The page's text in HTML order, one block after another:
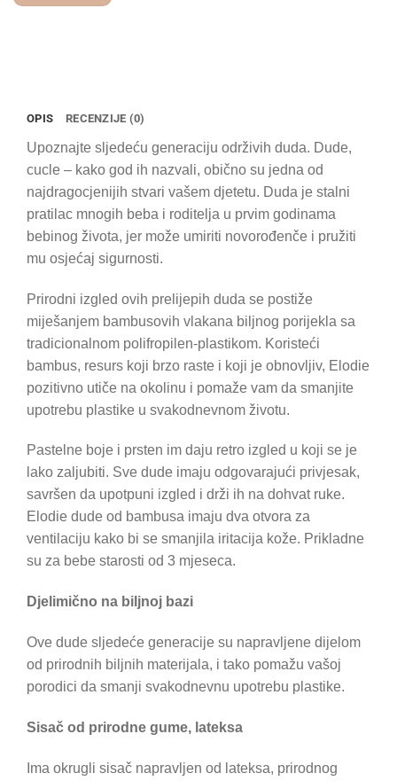
OPIS RECENZIJE (0)
Upoznajte sljedeću generaciju održivih duda. Dude,
cucle – kako god ih nazvali, obično su jedna od
najdragocjenijih stvari vašem djetetu. Duda je stalni
pratilac mnogih beba i roditelja u prvim godinama
bebinog života, jer može umiriti novorođenče i pružiti
mu osjećaj sigurnosti.
Prirodni izgled ovih prelijepih duda se postiže
miješanjem bambusovih vlakana biljnog porijekla sa
tradicionalnom polifropilen-plastikom. Koristeći
bambus, resurs koji brzo raste i koji je obnovljiv, Elodie
pozitivno utiče na okolinu i pomaže vam da smanjite
upotrebu plastike u svakodnevnom životu.
Pastelne boje i prsten im daju retro izgled u koji se je
lako zaljubiti. Sve dude imaju odgovarajući privjesak,
savršen da upotpuni izgled i drži ih na dohvat ruke.
Elodie dude od bambusa imaju dva otvora za
ventilaciju kako bi se smanjila iritacija kože. Prikladne
su za bebe starosti od 3 mjeseca.
Djelimično na biljnoj bazi
Ove dude sljedeće generacije su napravljene dijelom
od prirodnih biljnih materijala, i tako pomažu vašoj
porodici da smanji svakodnevnu upotrebu plastike.
Sisač od prirodne gume, lateksa
Ima okrugli sisač napravljen od lateksa, prirodnog